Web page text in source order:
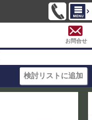
お問合せ
検討リストに追加